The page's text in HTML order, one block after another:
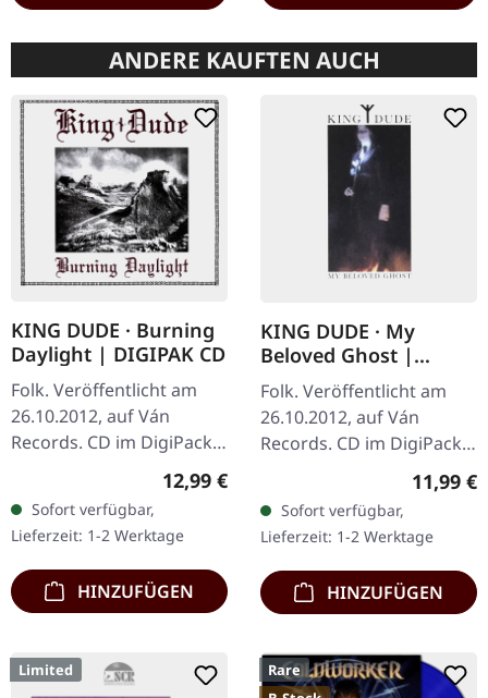
ANDERE KAUFTEN AUCH
KING DUDE · Burning
Daylight | DIGIPAK CD
Folk. Veröffentlicht am
26.10.2012, auf Ván
Records. CD im DigiPack.
"Burning Daylight," King
Dudes eindringlicher
Ausflug in die Gefilde des
Neofolk…
Regulärer Preis:
12,99 €
Sofort verfügbar,
Lieferzeit: 1-2 Werktage
HINZUFÜGEN
KING DUDE · My
Beloved Ghost |
DIGIPAK CD
Folk. Veröffentlicht am
26.10.2012, auf Ván
Records. CD im DigiPack.
King Dudes "My Beloved
eindringliches Zeugnis für
die Kraft…
11,99 €
Sofort verfügbar,
Lieferzeit: 1-2 Werktage
HINZUFÜGEN
Limited
Rare